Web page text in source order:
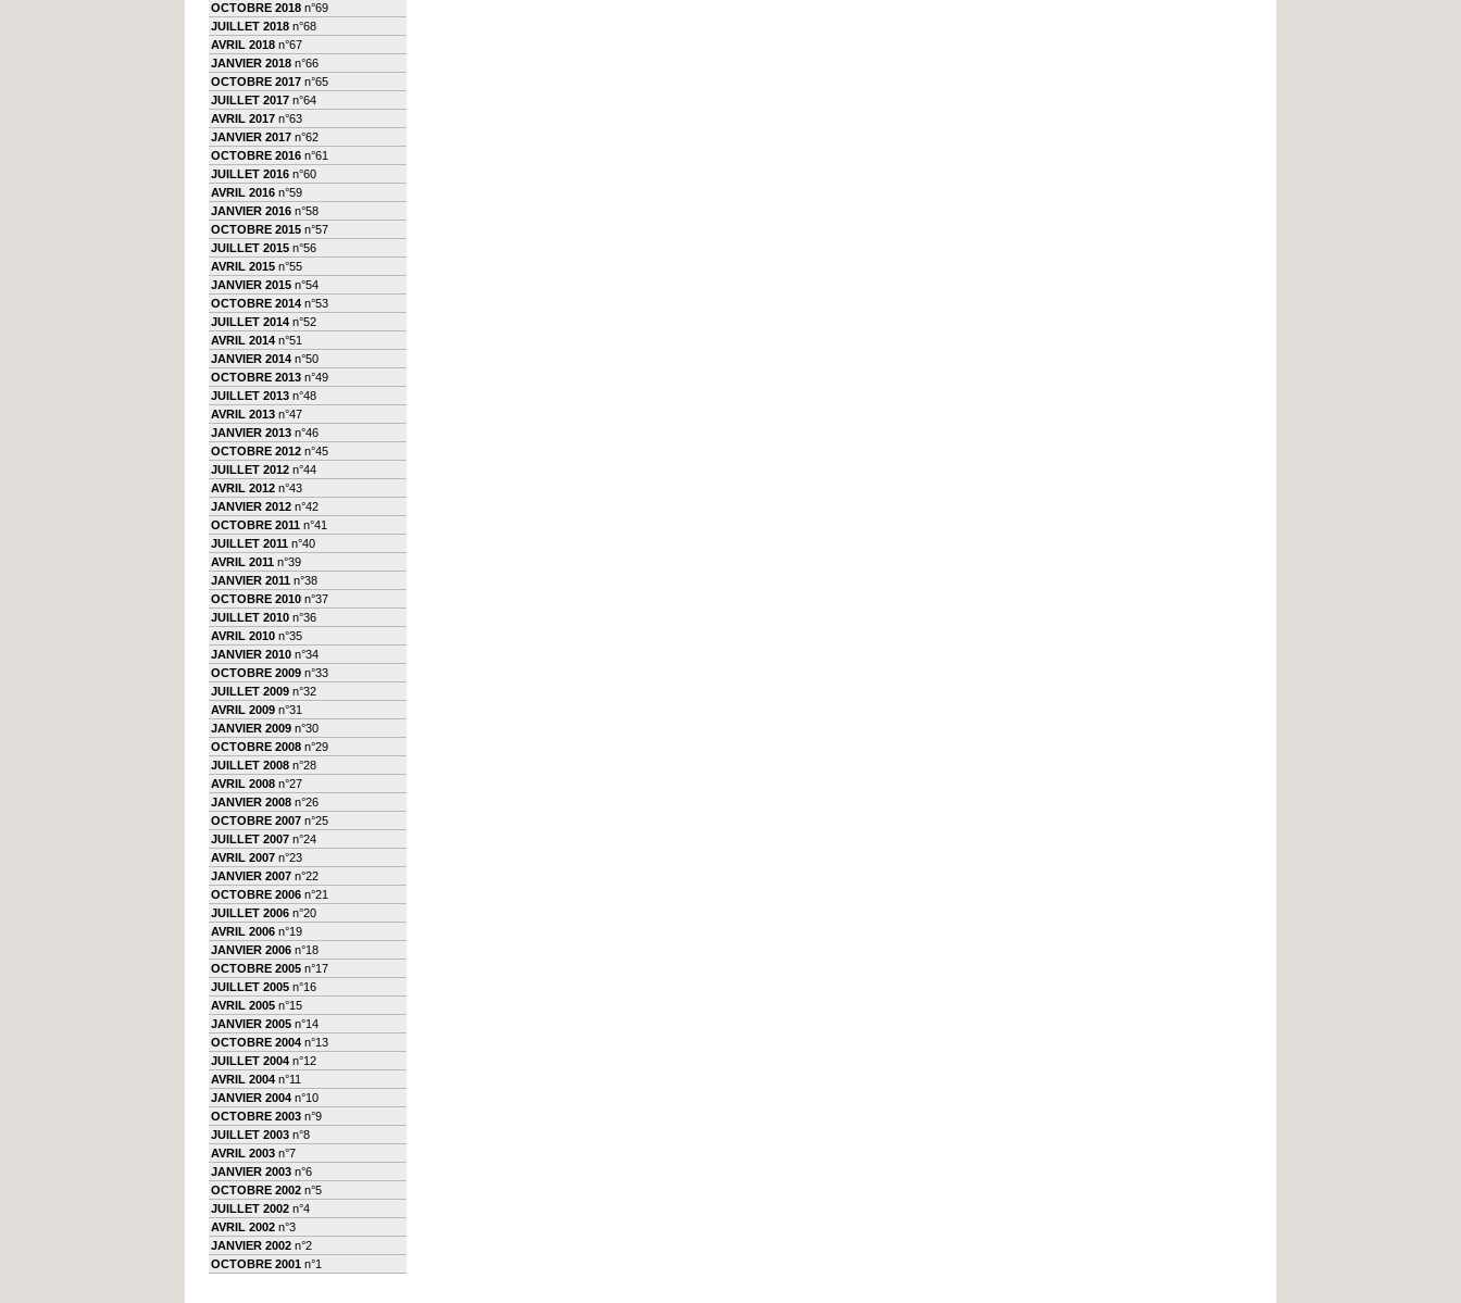
OCTOBRE 2018 n°69
JUILLET 2018 n°68
AVRIL 2018 n°67
JANVIER 2018 n°66
OCTOBRE 2017 n°65
JUILLET 2017 n°64
AVRIL 2017 n°63
JANVIER 2017 n°62
OCTOBRE 2016 n°61
JUILLET 2016 n°60
AVRIL 2016 n°59
JANVIER 2016 n°58
OCTOBRE 2015 n°57
JUILLET 2015 n°56
AVRIL 2015 n°55
JANVIER 2015 n°54
OCTOBRE 2014 n°53
JUILLET 2014 n°52
AVRIL 2014 n°51
JANVIER 2014 n°50
OCTOBRE 2013 n°49
JUILLET 2013 n°48
AVRIL 2013 n°47
JANVIER 2013 n°46
OCTOBRE 2012 n°45
JUILLET 2012 n°44
AVRIL 2012 n°43
JANVIER 2012 n°42
OCTOBRE 2011 n°41
JUILLET 2011 n°40
AVRIL 2011 n°39
JANVIER 2011 n°38
OCTOBRE 2010 n°37
JUILLET 2010 n°36
AVRIL 2010 n°35
JANVIER 2010 n°34
OCTOBRE 2009 n°33
JUILLET 2009 n°32
AVRIL 2009 n°31
JANVIER 2009 n°30
OCTOBRE 2008 n°29
JUILLET 2008 n°28
AVRIL 2008 n°27
JANVIER 2008 n°26
OCTOBRE 2007 n°25
JUILLET 2007 n°24
AVRIL 2007 n°23
JANVIER 2007 n°22
OCTOBRE 2006 n°21
JUILLET 2006 n°20
AVRIL 2006 n°19
JANVIER 2006 n°18
OCTOBRE 2005 n°17
JUILLET 2005 n°16
AVRIL 2005 n°15
JANVIER 2005 n°14
OCTOBRE 2004 n°13
JUILLET 2004 n°12
AVRIL 2004 n°11
JANVIER 2004 n°10
OCTOBRE 2003 n°9
JUILLET 2003 n°8
AVRIL 2003 n°7
JANVIER 2003 n°6
OCTOBRE 2002 n°5
JUILLET 2002 n°4
AVRIL 2002 n°3
JANVIER 2002 n°2
OCTOBRE 2001 n°1